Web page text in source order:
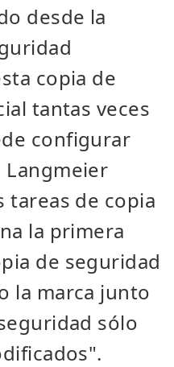
desde la
copia de
tantas veces
configurar
tareas de copia
la primera
de seguridad
la marca junto
sólo